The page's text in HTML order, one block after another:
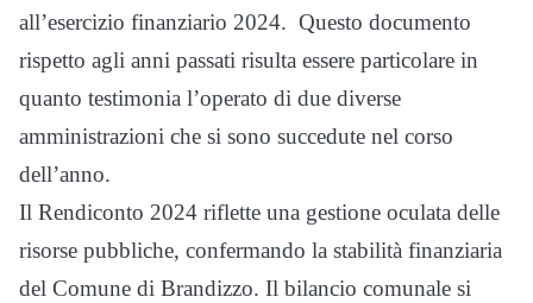
all’esercizio finanziario 2024. Questo documento
rispetto agli anni passati risulta essere particolare in
quanto testimonia l’operato di due diverse
amministrazioni che si sono succedute nel corso
dell’anno.
Il Rendiconto 2024 riflette una gestione oculata delle
risorse pubbliche, confermando la stabilità finanziaria
del Comune di Brandizzo. Il bilancio comunale si